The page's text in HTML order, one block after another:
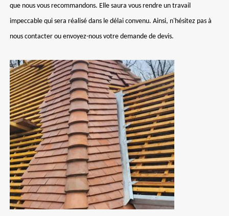
que nous vous recommandons. Elle saura vous rendre un travail
impeccable qui sera réalisé dans le délai convenu. Ainsi, n'hésitez pas à
nous contacter ou envoyez-nous votre demande de devis.